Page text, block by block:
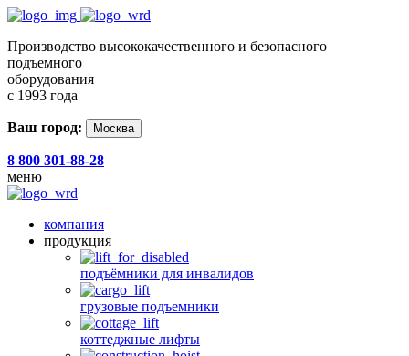
Производство высококачественного и безопасного
подъемного
оборудования
с 1993 года
Ваш город: Москва
8 800 301-88-28
меню
компания
продукция
подъёмники для инвалидов
грузовые подъемники
коттеджные лифты